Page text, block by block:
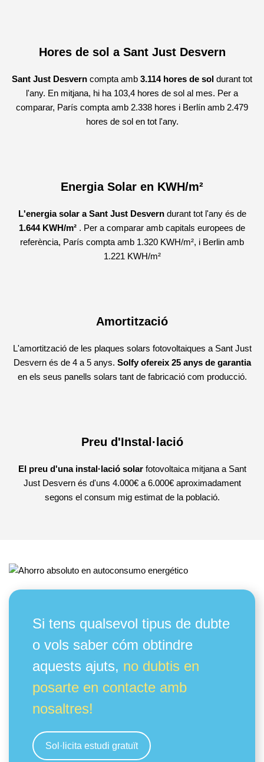
Hores de sol a Sant Just Desvern
Sant Just Desvern compta amb 3.114 hores de sol durant tot
l'any. En mitjana, hi ha 103,4 hores de sol al mes. Per a
comparar, París compta amb 2.338 hores i Berlín amb 2.479
hores de sol en tot l'any.
Energia Solar en KWH/m²
L'energia solar a Sant Just Desverndurant tot l'any és de
1.644 KWH/m² . Per a comparar amb capitals europees de
referència, París compta amb 1.320 KWH/m², i Berlin amb
1.221 KWH/m²
Amortització
L'amortització de les plaques solars fotovoltaiques a Sant Just
Desvern és de 4 a 5 anys. Solfy ofereix 25 anys de garantia
en els seus panells solars tant de fabricació com producció.
Preu d'Instal·lació
El preu d'una instal·lació solarfotovoltaica mitjana a Sant
Just Desvern és d'uns 4.000€ a 6.000€ aproximadament
segons el consum mig estimat de la població.
Si tens qualsevol tipus de dubte
o vols saber cóm obtindre
aquests ajuts, no dubtis en
posarte en contacte amb
nosaltres!
Sol·licita estudi gratuït